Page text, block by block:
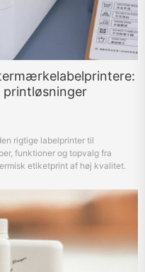
printløsninger
rigtige labelprinter til
funktioner og topvalg fra
etiketprint af høj kvalitet.